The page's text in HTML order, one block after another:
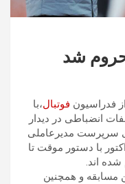
شد
فدراسیون فوتبال،با
انضباطی در دیدار
سرپرست مدیرعاملی
با دستور موقت تا
شده اند.
مسابقه و همچنین